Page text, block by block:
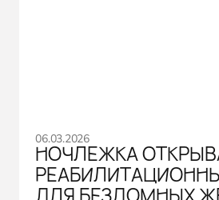
06.03.2026
НОЧЛЕЖКА